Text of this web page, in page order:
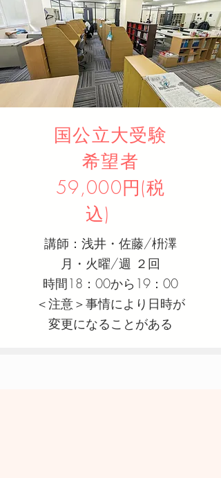
国公立大受験
希望者
59,000円(税
込)
講師：浅井・佐藤/枡澤
月・火曜/週 ２回
時間18：00から19：00
＜注意＞事情により日時が
変更になることがある